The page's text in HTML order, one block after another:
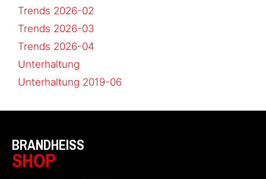
Trends 2026-02
Trends 2026-03
Trends 2026-04
Unterhaltung
Unterhaltung 2019-06
BRANDHEISS
SHOP